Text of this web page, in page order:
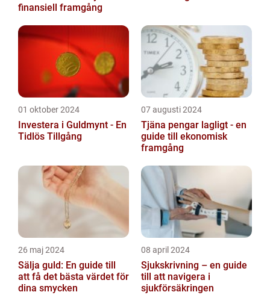
finansiell framgång
01 oktober 2024
Investera i Guldmynt - En
Tidlös Tillgång
07 augusti 2024
Tjäna pengar lagligt - en
guide till ekonomisk
framgång
26 maj 2024
Sälja guld: En guide till
att få det bästa värdet för
dina smycken
08 april 2024
Sjukskrivning – en guide
till att navigera i
sjukförsäkringen